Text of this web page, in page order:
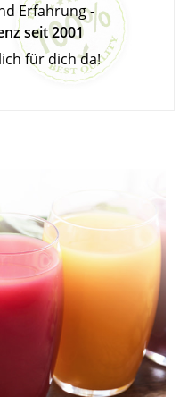
Erfahrung -
seit 2001
für dich da!